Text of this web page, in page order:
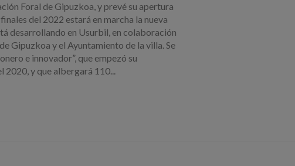
Foral de Gipuzkoa, y prevé su apertura
del 2022 estará en marcha la nueva
desarrollando en Usurbil, en colaboración
Gipuzkoa y el Ayuntamiento de la villa. Se
e innovador”, que empezó su
2020, y que albergará 110...